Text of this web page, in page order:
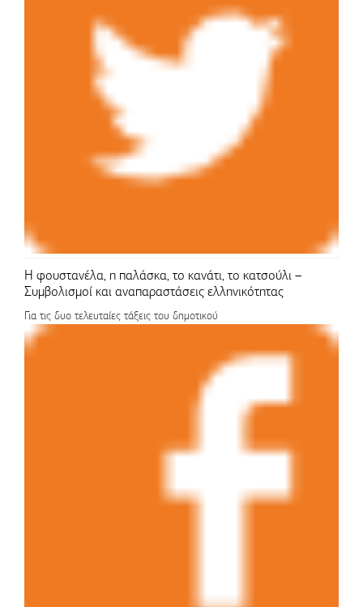
Η φουστανέλα, η παλάσκα, το κανάτι, το κατσούλι –
Συμβολισμοί και αναπαραστάσεις ελληνικότητας
Για τις δυο τελευταίες τάξεις του δημοτικού